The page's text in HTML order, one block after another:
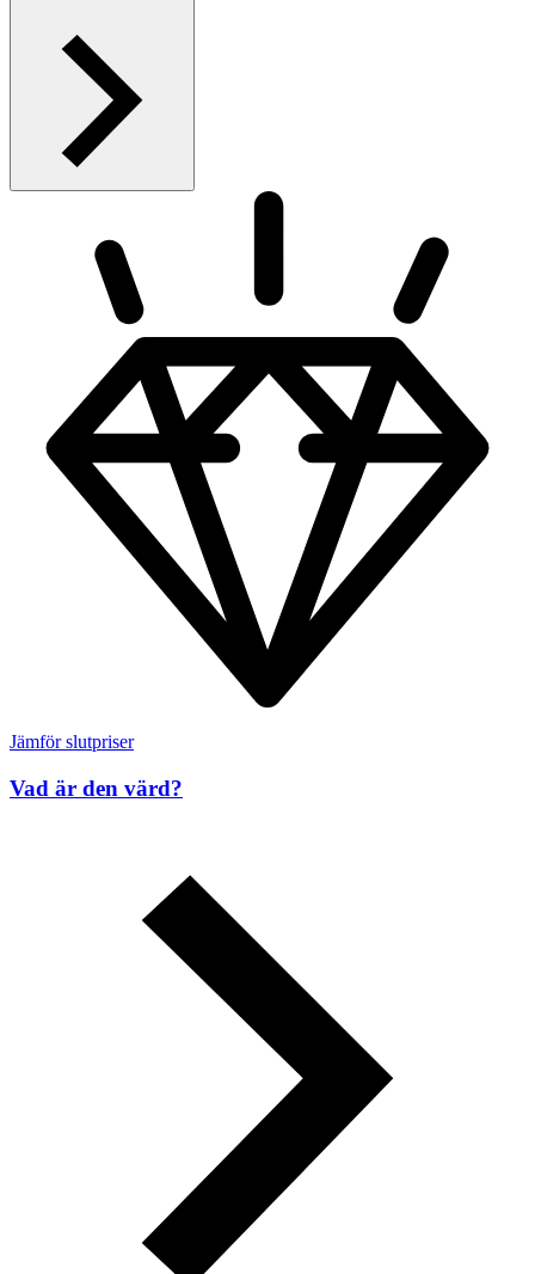
Jämför slutpriser
Vad är den värd?